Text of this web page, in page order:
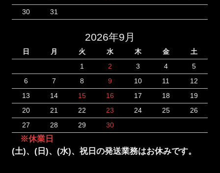
30
31
2026年9月
日 月 火 水 木 金
土
1
2 3 4
5
6
7 8 9 10 11
12
13
14 15 16 17 18
19
20
21 22 23 24 25
26
27
28 29 30
※休業日
(土)、(日)、(水)、祝日の発送業務はお休みです。